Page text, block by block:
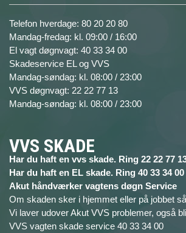
Telefon hverdage: 80 20 20 80
Mandag-fredag: kl. 09:00 / 16:00
El vagt døgnvagt: 40 33 34 00
Skadeservice EL og VVS
Mandag-søndag: kl. 08:00 / 23:00
VVS døgnvagt: 22 22 77 13
Mandag-søndag: kl. 08:00 / 23:00
VVS SKADE
Har du haft en vvs skade. Ring 22 22 77
Har du haft en EL skade. Ring 40 33 34
Akut håndværker vagtens døgn Service
Om skaden sker i hjemmet eller på jobbet
Vi laver udover Akut VVS problemer, også
VVS vagten skade service 40 33 34 00